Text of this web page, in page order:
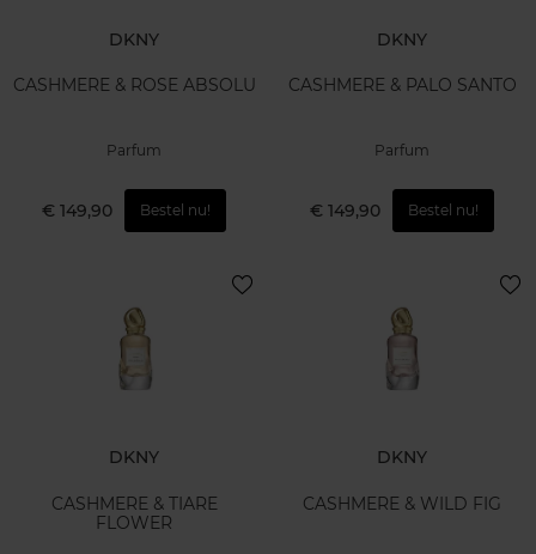
DKNY
CASHMERE & ROSE ABSOLU
Parfum
€ 149,90 Bestel nu!
DKNY
CASHMERE & PALO SANTO
Parfum
€ 149,90 Bestel nu!
DKNY
CASHMERE & TIARE
FLOWER
DKNY
CASHMERE & WILD FIG